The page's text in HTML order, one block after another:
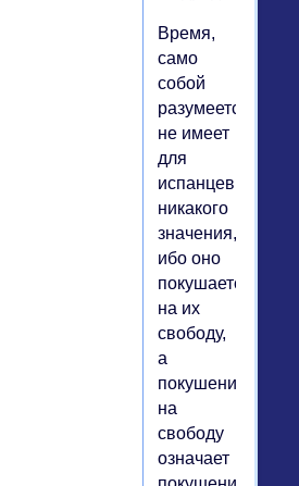
Время,
само
собой
разумеется,
не имеет
для
испанцев
никакого
значения,
ибо оно
покушается
на их
свободу,
а
покушение
на
свободу
означает